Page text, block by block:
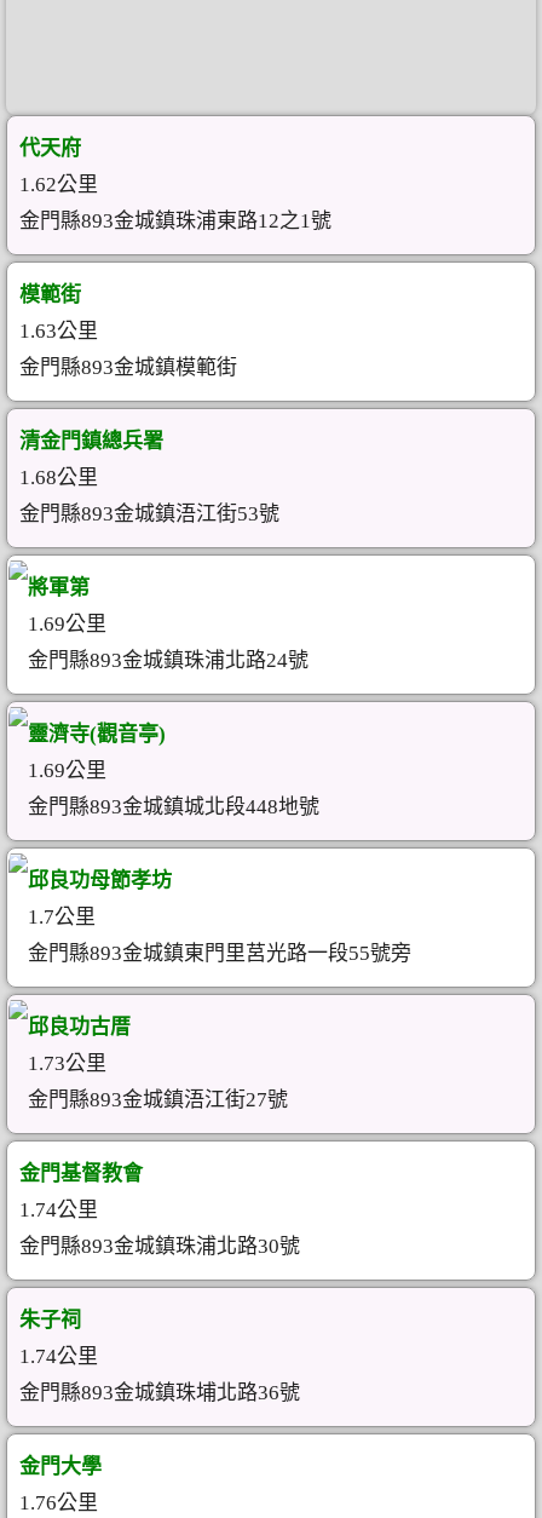
代天府
1.62公里
金門縣893金城鎮珠浦東路12之1號
模範街
1.63公里
金門縣893金城鎮模範街
清金門鎮總兵署
1.68公里
金門縣893金城鎮浯江街53號
將軍第
1.69公里
金門縣893金城鎮珠浦北路24號
靈濟寺(觀音亭)
1.69公里
金門縣893金城鎮城北段448地號
邱良功母節孝坊
1.7公里
金門縣893金城鎮東門里莒光路一段55號旁
邱良功古厝
1.73公里
金門縣893金城鎮浯江街27號
金門基督教會
1.74公里
金門縣893金城鎮珠浦北路30號
朱子祠
1.74公里
金門縣893金城鎮珠埔北路36號
金門大學
1.76公里